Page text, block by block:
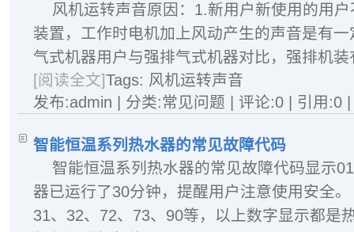
风机运转声音原因：1.新用户新使用的用
装置，工作时电机加上风动产生的声音是有
气式机器用户与强排气式机器对比，强排机
[阅读全文]Tags: 风机运转声音
发布:admin | 分类:常见问题 | 评论:0 | 引用:0
智能恒温系列热水器的常见故障代码
智能恒温系列热水器的常见故障代码显示
器已运行了30分钟，提醒用户注意使用安全
31、32、72、73、90等，以上数字显示都是